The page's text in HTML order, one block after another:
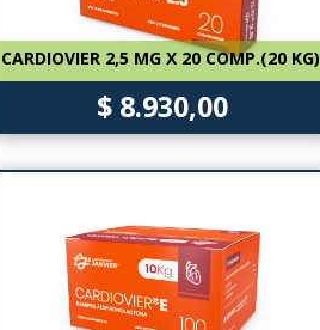
CARDIOVIER 2,5 MG X 20 COMP.(20 KG)
$ 8.930,00